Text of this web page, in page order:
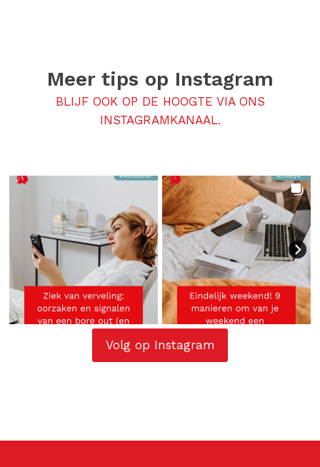
Meer tips op Instagram
BLIJF OOK OP DE HOOGTE VIA ONS
INSTAGRAMKANAAL.
Volg op Instagram